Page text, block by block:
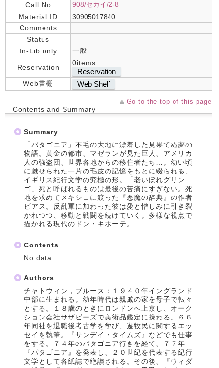
Call No
908/セカイ/2-8
Material ID
30905017840
Comments
Status
In-Lib only
一般
Reservation
0items
Reservation
Web書棚 Web Shelf
Go to the top of this page
Contents and Summary
Summary
「パタゴニア」不毛の大地に漂着した見果てぬ夢の
物語。黄金の都市、マゼランが見た巨人、アメリカ
人の強盗団、世界各地からの移住者たち…。幼い頃
に魅せられた一片の毛皮の記憶をもとに綴られる、
イギリス紀行文学の究極の形。「老いぼれグリン
ゴ」死と呼ばれるものは最後の苦痛にすぎない。死
地を求めてメキシコに渡った『悪魔の辞典』の作者
ビアス。反乱軍に加わった彼は愛と憎しみに引き裂
かれつつ、移動と戦闘を続けていく。多様な視点で
描かれる現代のドン・キホーテ。
Contents
No data.
Authors
チャトウィン，ブルース：１９４０年イングランド
中部に生まれる。幼年時代は親戚の家を母子で転々
とする。１８歳のときにロンドンへ上京し、オーク
ション会社サザビーズで美術品鑑定に携わる。６６
年同社を退職後考古学を学び、遊牧民に関するエッ
セイを執筆。『サンデイ・タイムズ』などでも仕事
をする。７４年のパタゴニア行きを経て、７７年
『パタゴニア』を発表し、２０世紀を代表する紀行
文学として各紙誌で絶讃される。その後、『ウィダ